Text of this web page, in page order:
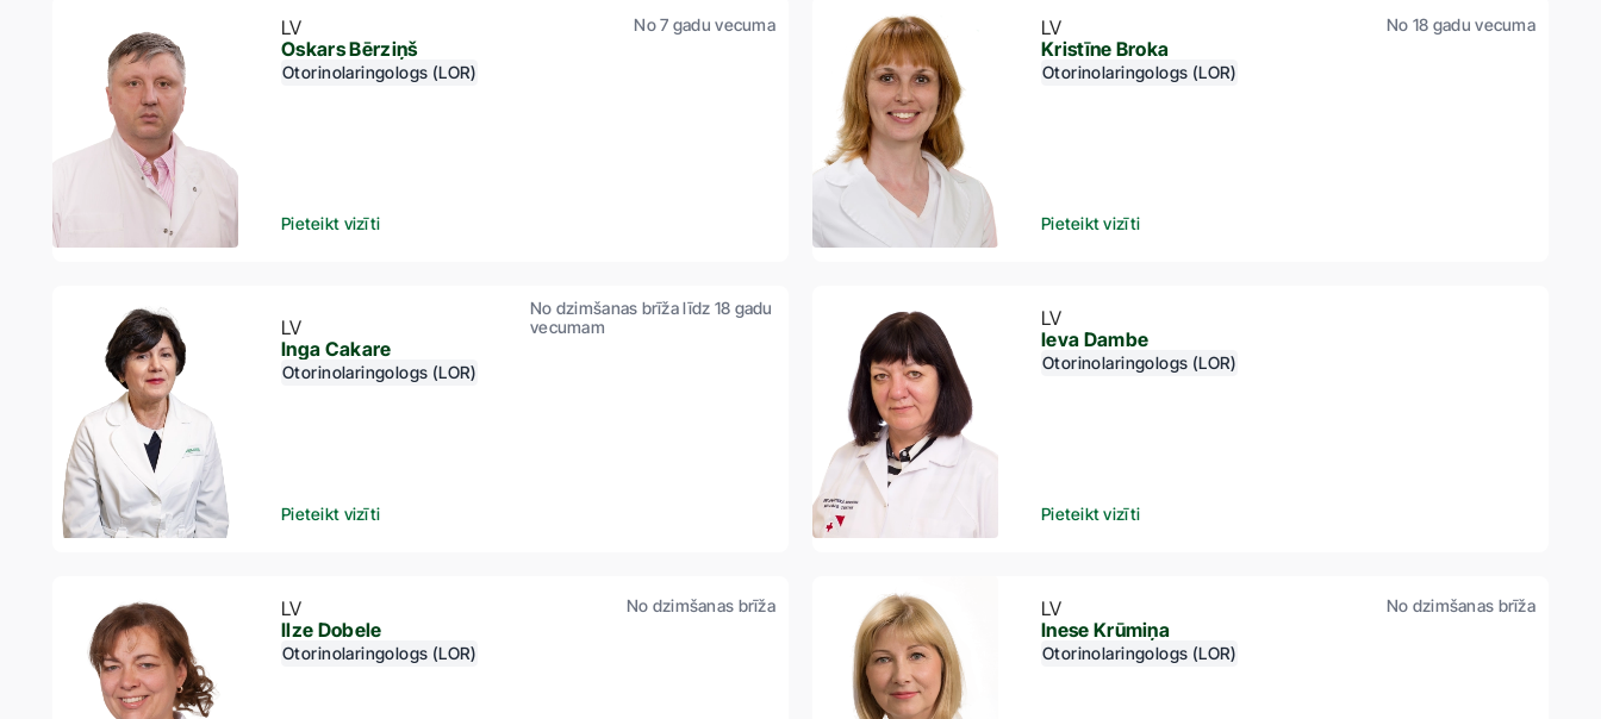
LV No 7 gadu vecuma
Oskars Bērziņš
Otorinolaringologs (LOR)
Pieteikt vizīti
LV No 18 gadu vecuma
Kristīne Broka
Otorinolaringologs (LOR)
Pieteikt vizīti
LV
No dzimšanas brīža līdz 18 gadu
vecumam
Inga Cakare
Otorinolaringologs (LOR)
Pieteikt vizīti
LV
Ieva Dambe
Otorinolaringologs (LOR)
Pieteikt vizīti
LV No dzimšanas brīža
Ilze Dobele
Otorinolaringologs (LOR)
LV No dzimšanas brīža
Inese Krūmiņa
Otorinolaringologs (LOR)